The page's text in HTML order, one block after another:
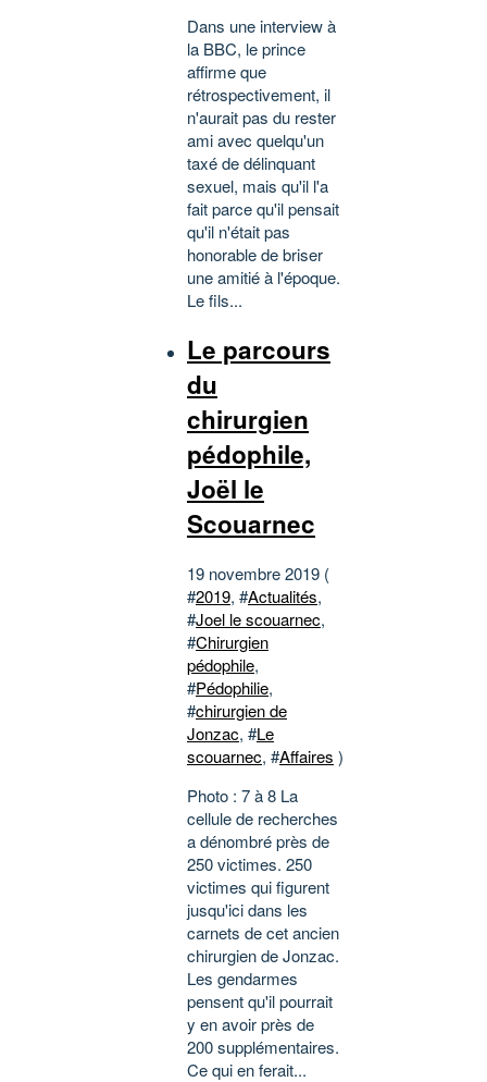
Dans une interview à
la BBC, le prince
affirme que
rétrospectivement, il
n'aurait pas du rester
ami avec quelqu'un
taxé de délinquant
sexuel, mais qu'il l'a
fait parce qu'il pensait
qu'il n'était pas
honorable de briser
une amitié à l'époque.
Le fils...
Le parcours
du
chirurgien
pédophile,
Joël le
Scouarnec
19 novembre 2019 (
#2019, #Actualités,
#Joel le scouarnec,
#Chirurgien
pédophile,
#Pédophilie,
#chirurgien de
Jonzac, #Le
scouarnec, #Affaires )
Photo : 7 à 8 La
cellule de recherches
a dénombré près de
250 victimes. 250
victimes qui figurent
jusqu'ici dans les
carnets de cet ancien
chirurgien de Jonzac.
Les gendarmes
pensent qu'il pourrait
y en avoir près de
200 supplémentaires.
Ce qui en ferait...